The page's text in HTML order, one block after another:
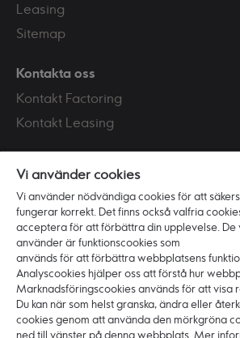
Leasing
Sitemap
Kontakta oss
Kontakt Factoring
Kontakt Leasing
Om cookies
Vi är Ikano Bank
Om banken
Karriär
Press
Vi använder cookies
Vi använder nödvändiga cookies för att
fungerar korrekt. Det finns också valfria
acceptera för att förbättra din upplevelse. De
använder är funktionscookies som
används för att förbättra webbplatsens
Analyscookies hjälper oss att förstå hur
Marknadsföringscookies används för att visa
Du kan när som helst granska, ändra eller
cookies genom att använda den mörkgröna
ned till vänster på denna webbplats. Mer